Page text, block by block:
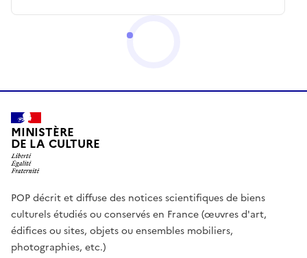
MINISTÈRE
DE LA CULTURE
POP décrit et diffuse des notices scientifiques de biens
culturels étudiés ou conservés en France (œuvres d'art,
édifices ou sites, objets ou ensembles mobiliers,
photographies, etc.)